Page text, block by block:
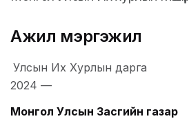
Ажил мэргэжил
Улсын Их Хурлын дарга
2024 —
Монгол Улсын Засгийн газар